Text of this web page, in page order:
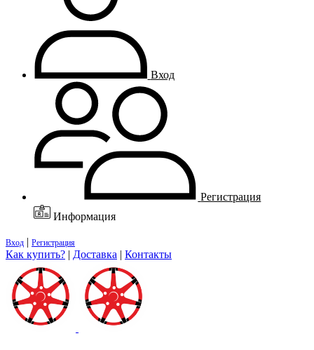
Вход
Регистрация
Информация
Вход | Регистрация
Как купить? | Доставка | Контакты